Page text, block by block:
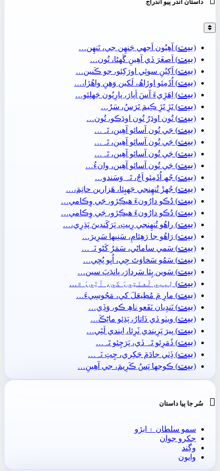
داستان اندر ٻيو اندراج
(بيت) آھِيُون اَجهي جَنھِن جي، تَنھِن…
(بيت) اَصغَرَ ڏي آھِينِ گَهڻا، تُون…
(بيت) اَکِيُنِ سوئِي اورَکِئو، جو ڪَنين…
(بيت) اُڌَمِئو اوڙاھُ، لَکين وَھنِ واھُڙا،…
(بيت) اِھَڙِيءَ آسَ اَپارَ، پارِيُون جَهلِئو…
(بيت) تَڙِ تَڙِ ڪِيمَ تَرَسُ، سَرُ…
(بيت) تُون اوڍَرُ تُون اوڍَڪو، تُون…
(بيت) جَي تُون آسائو آھِين، تَہ…
(بيت) جَي تُون آسائو آھِين، تَہ…
(بيت) جَي تُون آسائو آھِين، تَہ…
(بيت) جَي تُون آسائو آھِين، وانءُ…
(بيت) جُھ اُڌَمِئو اَڄُ، تَہ وَسَندو…
(بيت) جُھڙَ تُنھِنجي جَهپِئا، ھَزارين حاتِمَ،…
(بيت) دُڪو دارُونءَ ھيڪِڙو، جَي وِڪامي…
(بيت) دُڪو دارُونءَ ھيڪِڙو، جَي وِڪامي…
(بيت) راھُو تُنھِنجي رِيتِ، پَرَکَنڊينَ پَڌِرِي،…
(بيت) رَاھُو جا رَھِئامِ، سَنِيھا سَرِيرَ…
(بيت) سَمي ساماڻي، سَمَرُ کَڻو نَہ…
(بيت) سَمُو سَخاوَتَ جِي، اُڀو پُڇي…
(بيت) سَوين ٻِئا سَردارَ، پانڊَپَ سين…
(بيت) لِيبي لَعنَتِيءَ کي، آڻِيءَ ۾…
(بيت) مارِ مَ مُطِيعَلَ کي، مَجُوسِيءَ…
(بيت) نَنڍِيان نَفَعو ناھِ ڪو، وَڏِي…
(بيت) ويٺو ڏي ڏاتارُ، ٻَڌِئو ماڻِڪَ…
(بيت) پيرَ پَرِيندي ٺَرِئا، اِيندي لَٿِي…
(بيت) ڏَمَرِئو تَہ ڏي، پَرَچِئو تَہ…
(بيت) ڏِٺي جادَمَ جَکِري، چِتِ نَہ…
(بيت) ڪوجها پَسُ ڪَرِيمَ، جي آھِينِ…
 سُر جا ٻيا داستان
سمو سلطان ۽ ابڙو
جکرو جوان
وڳند
وايون